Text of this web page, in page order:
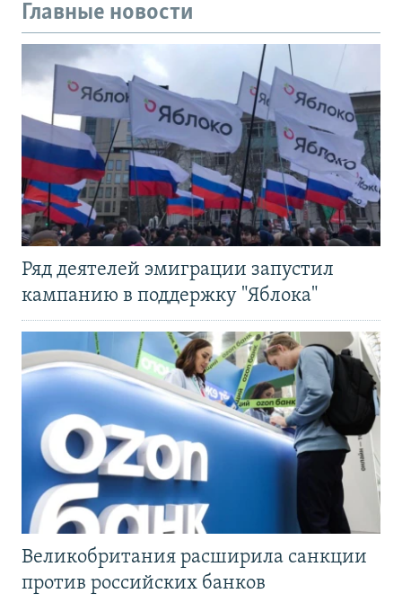
Главные новости
Ряд деятелей эмиграции запустил
кампанию в поддержку "Яблока"
Великобритания расширила санкции
против российских банков